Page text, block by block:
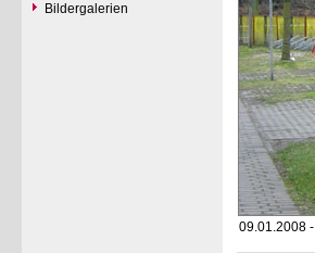
Bildergalerien
09.01.2008